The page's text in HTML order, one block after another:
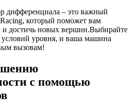
дифференциала – это важный
который поможет вам
и достичь новых вершин.Выбирайте
уровня, и ваша машина
вызовам!
с помощью